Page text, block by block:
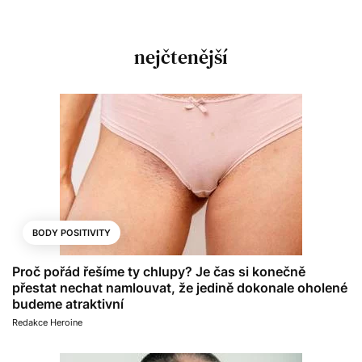
nejčtenější
BODY POSITIVITY
Proč pořád řešíme ty chlupy? Je čas si konečně
přestat nechat namlouvat, že jedině dokonale oholené
budeme atraktivní
Redakce Heroine